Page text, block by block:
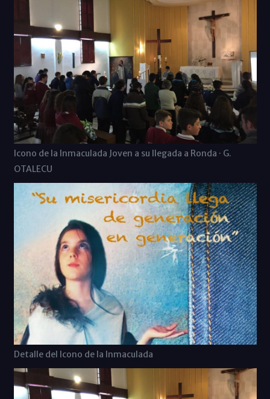
Icono de la Inmaculada Joven a su llegada a Ronda · G.
OTALECU
Detalle del Icono de la Inmaculada